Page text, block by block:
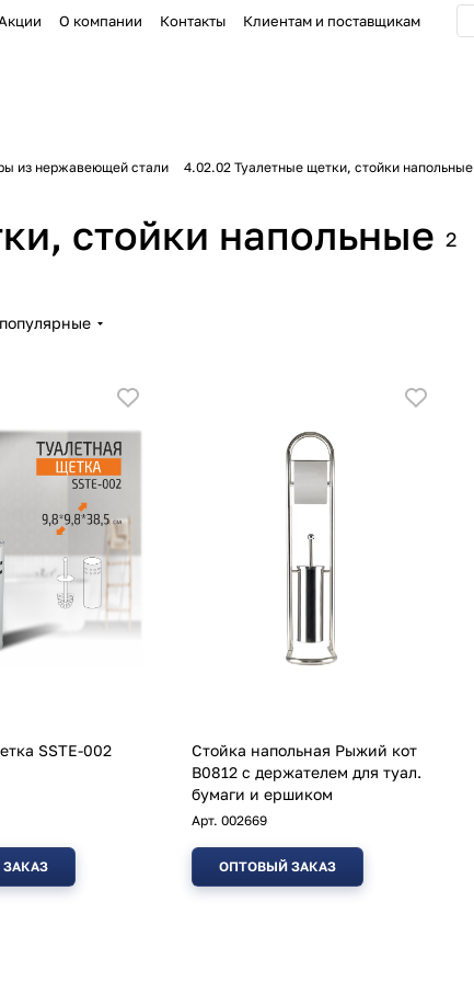
О компании Контакты Клиентам и поставщикам
из нержавеющей стали 4.02.02 Туалетные щетки, стойки напольные
стойки напольные 2
SSTE-002
Стойка напольная Рыжий кот
B0812 с держателем для туал.
бумаги и ершиком
Арт. 002669
ОПТОВЫЙ ЗАКАЗ